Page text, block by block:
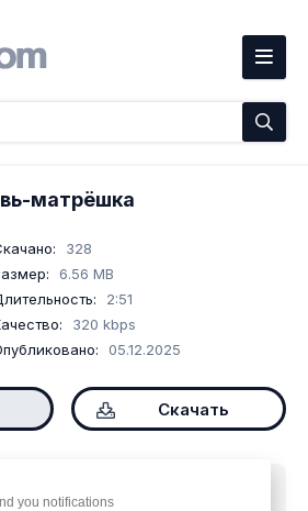
матрёшка
328
6.56 MB
2:51
320 kbps
05.12.2025
Скачать
you notifications